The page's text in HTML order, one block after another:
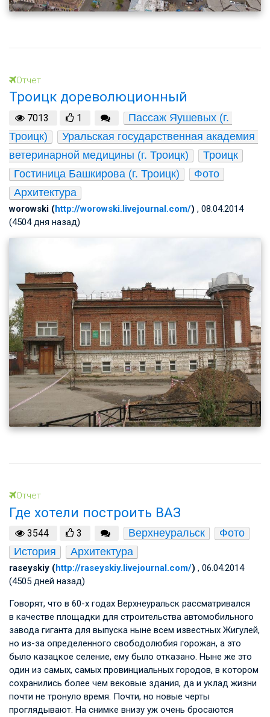
Отчет
Троицк дореволюционный
7013 1
Пассаж Яушевых (г.
Троицк)
Уральская государственная академия
ветеринарной медицины (г. Троицк)
Троицк
Гостиница Башкирова (г. Троицк)
Фото
Архитектура
worowski (http://worowski.livejournal.com/) , 08.04.2014
(4504 дня назад)
Отчет
Где хотели построить ВАЗ
3544 3 Верхнеуральск
Фото
История
Архитектура
raseyskiy (http://raseyskiy.livejournal.com/) , 06.04.2014
(4505 дней назад)
Говорят, что в 60-х годах Верхнеуральск рассматривался
в качестве площадки для строительства автомобильного
завода гиганта для выпуска ныне всем известных Жигулей,
но из-за определенного свободолюбия горожан, а это
было казацкое селение, ему было отказано. Ныне же это
один из самых, самых провинциальных городов, в котором
сохранились более чем вековые здания, да и уклад жизни
почти не тронуло время. Почти, но новые черты
проглядывают. На снимке внизу уж очень бросаются